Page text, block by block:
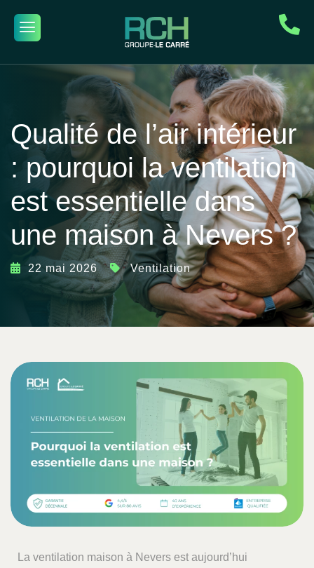
Qualité de l’air intérieur
: pourquoi la ventilation
est essentielle dans
une maison à Nevers ?
22 mai 2026 Ventilation
La ventilation maison à Nevers est aujourd’hui